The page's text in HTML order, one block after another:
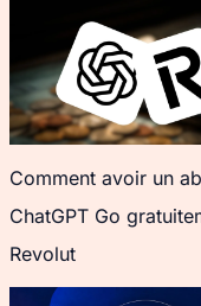
Comment avoir un
ChatGPT Go
Revolut